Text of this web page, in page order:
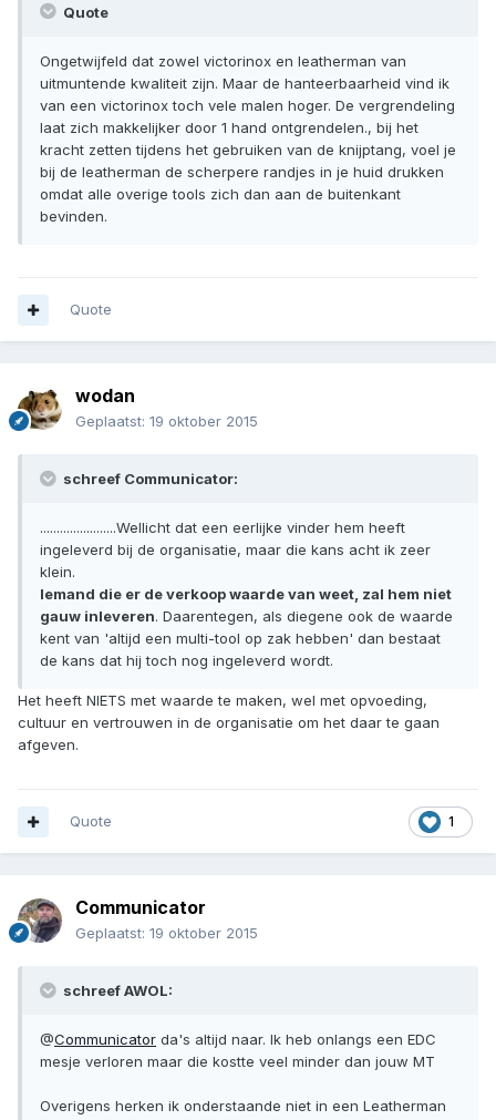
Quote
Ongetwijfeld dat zowel victorinox en leatherman van
uitmuntende kwaliteit zijn. Maar de hanteerbaarheid vind ik
van een victorinox toch vele malen hoger. De vergrendeling
laat zich makkelijker door 1 hand ontgrendelen., bij het
kracht zetten tijdens het gebruiken van de knijptang, voel je
bij de leatherman de scherpere randjes in je huid drukken
omdat alle overige tools zich dan aan de buitenkant
bevinden.
Quote
wodan
Geplaatst: 19 oktober 2015
schreef Communicator:
.......................Wellicht dat een eerlijke vinder hem heeft
ingeleverd bij de organisatie, maar die kans acht ik zeer
klein.
Iemand die er de verkoop waarde van weet, zal hem niet
gauw inleveren. Daarentegen, als diegene ook de waarde
kent van 'altijd een multi-tool op zak hebben' dan bestaat
de kans dat hij toch nog ingeleverd wordt.
Het heeft NIETS met waarde te maken, wel met opvoeding,
cultuur en vertrouwen in de organisatie om het daar te gaan
afgeven.
1
Quote
Communicator
Geplaatst: 19 oktober 2015
schreef AWOL:
@Communicator da's altijd naar. Ik heb onlangs een EDC
mesje verloren maar die kostte veel minder dan jouw MT
Overigens herken ik onderstaande niet in een Leatherman